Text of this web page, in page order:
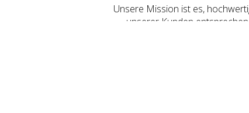
Unsere Mission ist es,
unserer Kunden